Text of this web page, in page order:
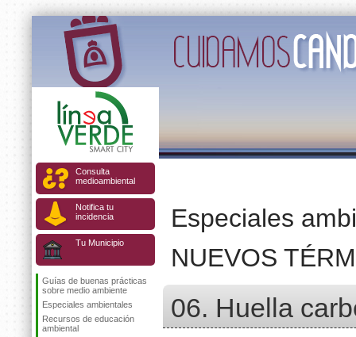
Consulta
medioambiental
Notifica tu
incidencia
Tu Municipio
Guías de buenas prácticas
sobre medio ambiente
Especiales ambientales
Recursos de educación
ambiental
Especiales
NUEVOS
06. Huella